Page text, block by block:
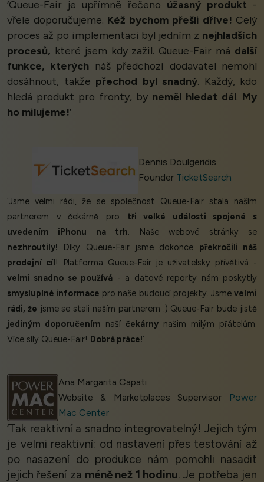
‘Queue-Fair je upřímně řečeno úžasný produkt -
vřele doporučujeme. Kéž bychom přešli dříve! Celý
proces až po implementaci byl jedním z nejhladších
procesů, které jsem kdy zažil. Queue-Fair má další
funkce, kterých náš předchozí dodavatel nemohl
dosáhnout, takže přechod byl snadný. Každý, kdo
hledá produkt pro fronty, by neměl hledat dál. My
ho milujeme!’
Dennis Doulgeridis
Founder TicketSearch
‘Jsme velmi rádi, že se společnost Queue-Fair stala naším
partnerem v čekárně pro tři velké události spojené s
uvedením iPhonu na trh . Naše webové stránky se
nezhroutily! Díky Queue-Fair jsme dokonce překročili náš
prodejní cíl! Platforma Queue-Fair je uživatelsky přívětivá -
velmi snadno se používá - a datové reporty nám poskytly
smysluplné informace pro naše budoucí projekty. Jsmevelmi
rádi, že jsme se stali naším partnerem :) Queue-Fair bude jistě
jediným doporučením naší čekárny našim milým přátelům.
Více síly Queue-Fair! Dobrá práce!’
Ana Margarita Capati
Website & Marketplaces Supervisor
Power
Mac Center
‘Tak reaktivní a snadno integrovatelný! Jejich tým
je velmi reaktivní: od nastavení přes testování až
po nasazení do produkce nám pomohli nasadit
jejich řešení za méně než 1 hodinu. Je potřeba jen